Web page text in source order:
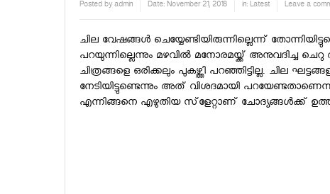
Posted by admin Date: November 21, 2018 in: Latest Leave a
ചില വേഷങ്ങള്‍ ചെയ്യേണ്ടിയിരുന്നില്ലെന്ന്
പറയുന്നില്ലെന്നും മഴവില്‍ മനോരമയ്ക്ക് അനുവദിച്ച
ചിത്രങ്ങളെ ഒരിക്കലും പുകഴ്ത്തി പറഞ്ഞിട്ടില്ല. ചില
നേടിയിട്ടുണ്ടെന്നും അത് വിശദമായി
എന്നിങ്ങനെ എഴുതിയ സ്‌ളേറ്റാണ് ചോദ്യങ്ങള്‍ക്ക്